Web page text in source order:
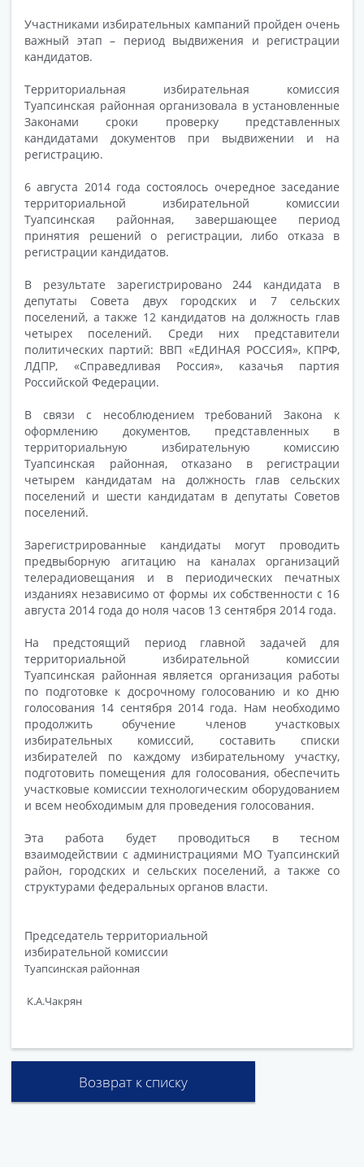
Участниками избирательных кампаний пройден очень
важный этап – период выдвижения и регистрации
кандидатов.
Территориальная избирательная комиссия
Туапсинская районная организовала в установленные
Законами сроки проверку представленных
кандидатами документов при выдвижении и на
регистрацию.
6 августа 2014 года состоялось очередное заседание
территориальной избирательной комиссии
Туапсинская районная, завершающее период
принятия решений о регистрации, либо отказа в
регистрации кандидатов.
В результате зарегистрировано 244 кандидата в
депутаты Совета двух городских и 7 сельских
поселений, а также 12 кандидатов на должность глав
четырех поселений. Среди них представители
политических партий: ВВП «ЕДИНАЯ РОССИЯ», КПРФ,
ЛДПР, «Справедливая Россия», казачья партия
Российской Федерации.
В связи с несоблюдением требований Закона к
оформлению документов, представленных в
территориальную избирательную комиссию
Туапсинская районная, отказано в регистрации
четырем кандидатам на должность глав сельских
поселений и шести кандидатам в депутаты Советов
поселений.
Зарегистрированные кандидаты могут проводить
предвыборную агитацию на каналах организаций
телерадиовещания и в периодических печатных
изданиях независимо от формы их собственности с 16
августа 2014 года до ноля часов 13 сентября 2014 года.
На предстоящий период главной задачей для
территориальной избирательной комиссии
Туапсинская районная является организация работы
по подготовке к досрочному голосованию и ко дню
голосования 14 сентября 2014 года. Нам необходимо
продолжить обучение членов участковых
избирательных комиссий, составить списки
избирателей по каждому избирательному участку,
подготовить помещения для голосования, обеспечить
участковые комиссии технологическим оборудованием
и всем необходимым для проведения голосования.
Эта работа будет проводиться в тесном
взаимодействии с администрациями МО Туапсинский
район, городских и сельских поселений, а также со
структурами федеральных органов власти.
Председатель территориальной
избирательной комиссии
Туапсинская районная
К.А.Чакрян
Возврат к списку